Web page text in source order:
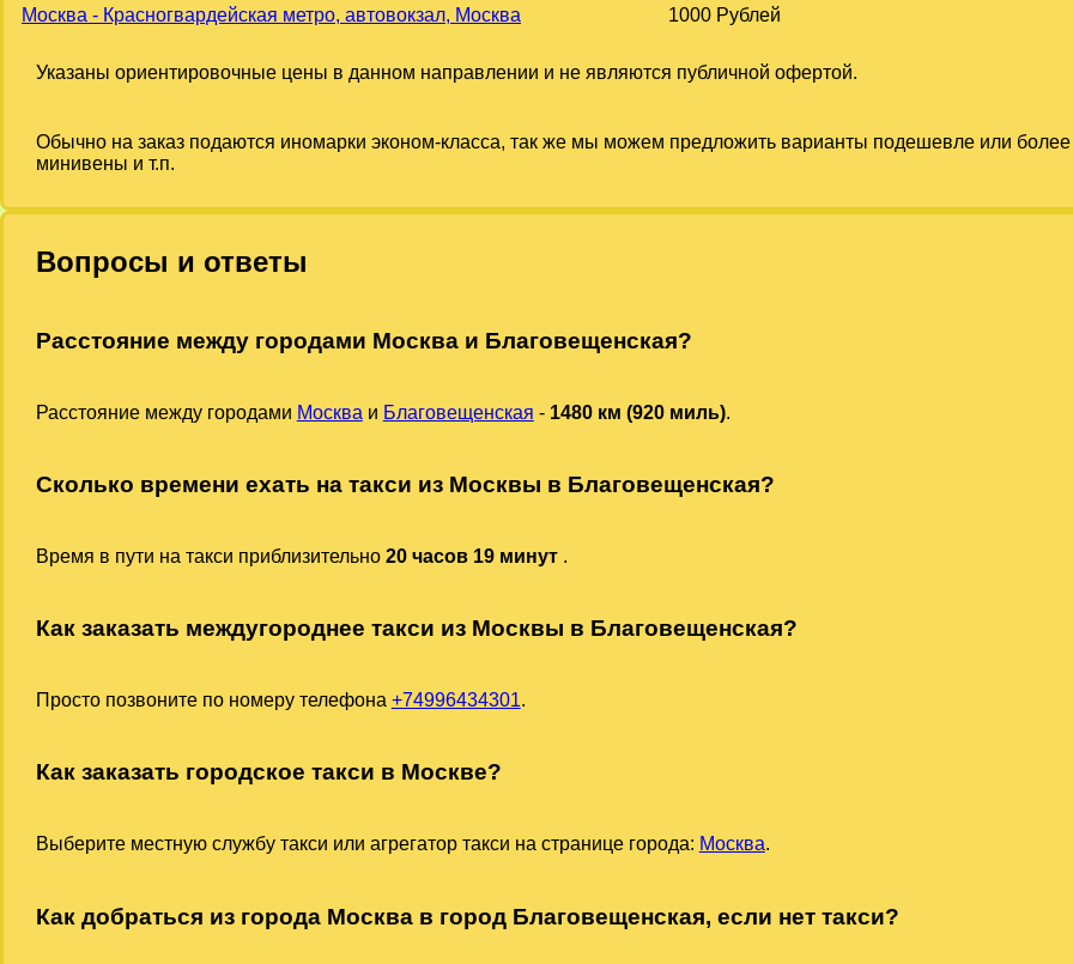
Москва - Красногвардейская метро, автовокзал, Москва
1000 Рублей
Указаны ориентировочные цены в данном направлении и не являются публичной офертой.
Обычно на заказ подаются иномарки эконом-класса, так же мы можем предложить варианты подешевле или
минивены и т.п.
Вопросы и ответы
Расстояние между городами Москва и Благовещенская?
Расстояние между городами Москва и Благовещенская - 1480 км (920 миль).
Сколько времени ехать на такси из Москвы в Благовещенская?
Время в пути на такси приблизительно 20 часов 19 минут .
Как заказать междугороднее такси из Москвы в Благовещенская?
Просто позвоните по номеру телефона +74996434301.
Как заказать городское такси в Москве?
Выберите местную службу такси или агрегатор такси на странице города: Москва.
Как добраться из города Москва в город Благовещенская, если нет такси?